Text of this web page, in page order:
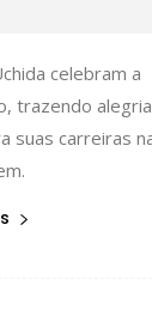
celebram a
trazendo
suas carreiras